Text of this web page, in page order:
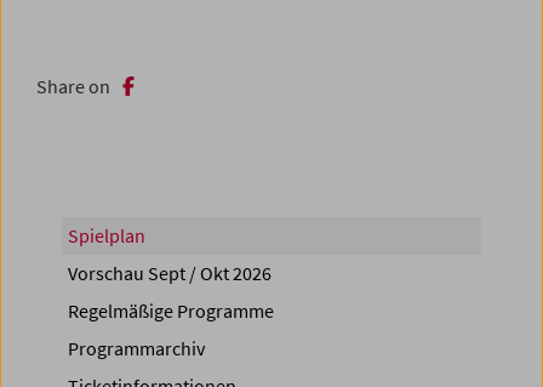
Share on
Spielplan
Vorschau Sept / Okt 2026
Regelmäßige Programme
Programmarchiv